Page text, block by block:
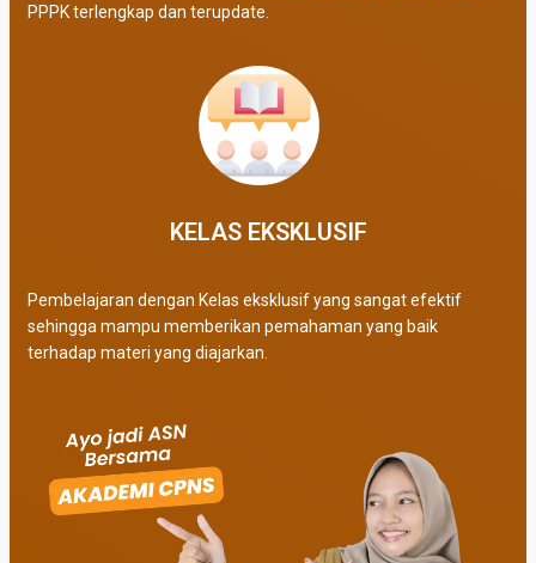
PPPK terlengkap dan terupdate.
KELAS EKSKLUSIF​
Pembelajaran dengan Kelas eksklusif yang sangat efektif
sehingga mampu memberikan pemahaman yang baik
terhadap materi yang diajarkan.